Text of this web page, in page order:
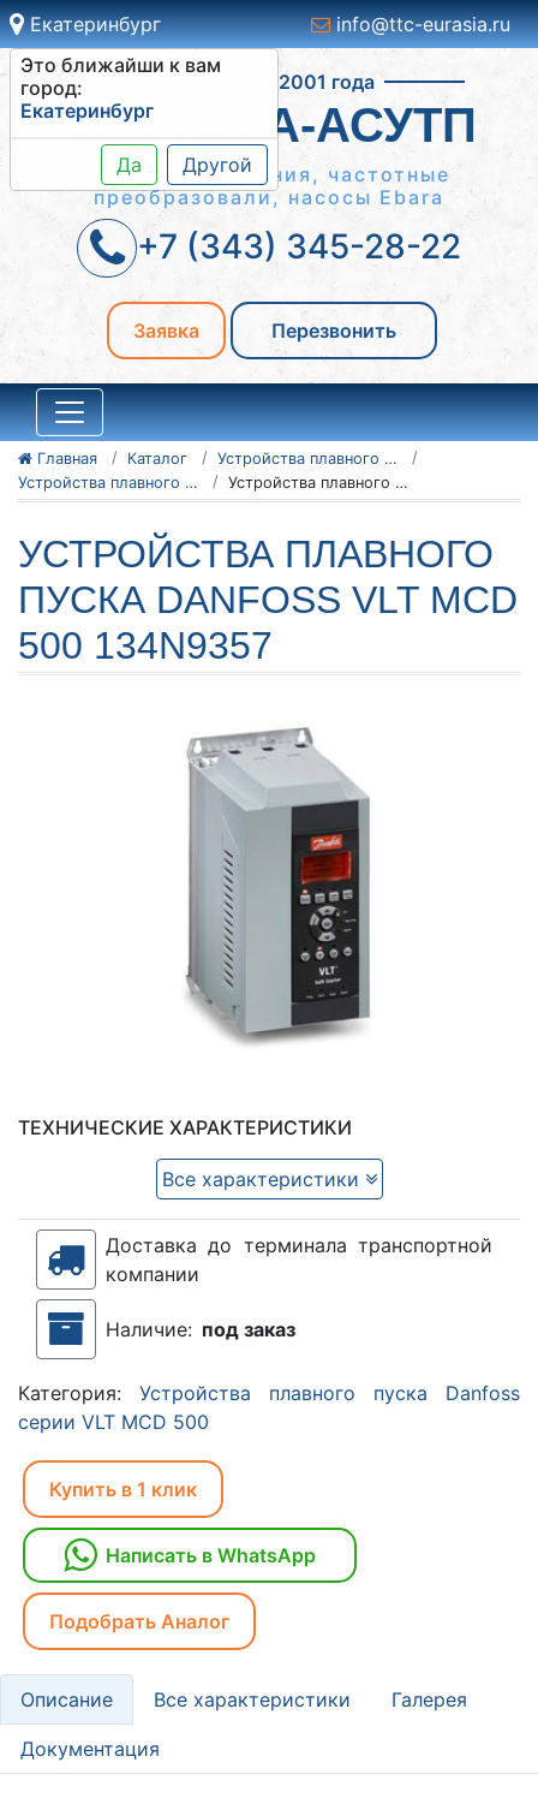
Екатеринбург
Это ближайши к вам
город:
Екатеринбург
Да Другой
info@ttc-eurasia.ru
Работаем с 2001 года
СИСТЕМА-АСУТП
Шкафы управления, частотные
преобразовали, насосы Ebara
+7 (343) 345-28-22
Заявка Перезвонить
Главная Каталог
Устройства плавного пуска Danfoss
Устройства плавного пуска Danfoss серии VLT MCD 500
Устройства плавного пуска Danfoss VLT MCD 500 134N9357
УСТРОЙСТВА ПЛАВНОГО
ПУСКА DANFOSS VLT MCD
500 134N9357
ТЕХНИЧЕСКИЕ ХАРАКТЕРИСТИКИ
Все характеристики
Доставка до терминала транспортной
компании
Наличие: под заказ
Категория: Устройства плавного пуска Danfoss
серии VLT MCD 500
Купить в 1 клик
Написать в WhatsApp
Подобрать Аналог
Описание Все характеристики Галерея
Документация